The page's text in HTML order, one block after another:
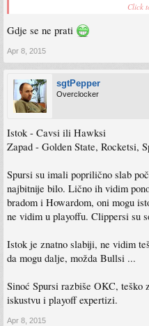
Pratil ko.. evo zahuktava se kraj jeClick
Gdje se ne prati
Apr 8, 2015
sgtPepper
Overclocker
Istok - Cavsi ili Hawksi
Zapad - Golden State, Rocketsi,
Spursi su imali poprilično slab
najbitnije bilo. Lično ih vidim
bradom i Howardom, oni mogu
ne vidim u playoffu. Clippersi su
Istok je znatno slabiji, ne vidim
da mogu dalje, možda Bullsi ...
Sinoć Spursi razbiše OKC, teško
iskustvu i playoff expertizi.
Apr 8, 2015